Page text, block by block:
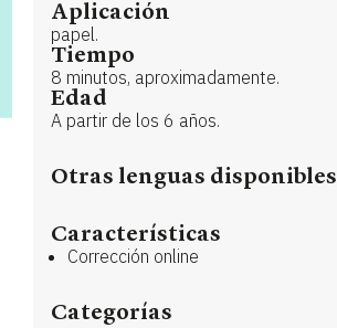
Aplicación
papel.
Tiempo
8 minutos, aproximadamente.
Edad
A partir de los 6 años.
Otras lenguas disponibles
Características
Corrección online
Categorías